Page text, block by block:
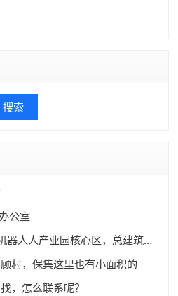
公室
保集e智谷项目位于上海机器人人产业园核心区，总建筑面积约30万方，有小面积独栋出售以及小面积精装办公室**。
村，保集这里也有小面积的
，怎么联系呢？